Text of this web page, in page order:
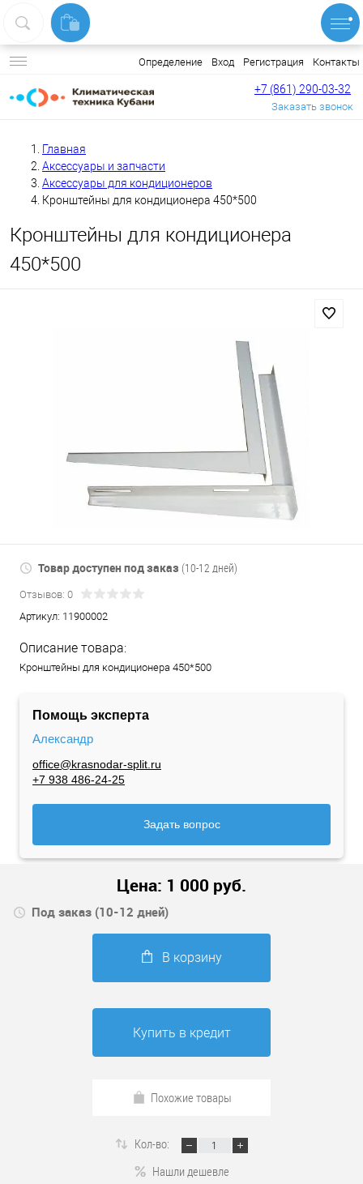
Определение Вход Регистрация Контакты
+7 (861) 290-03-32
Заказать звонок
Главная
Аксессуары и запчасти
Аксессуары для кондиционеров
Кронштейны для кондиционера 450*500
Кронштейны для кондиционера
450*500
Товар доступен под заказ (10-12 дней)
Отзывов: 0
Артикул: 11900002
Описание товара:
Кронштейны для кондиционера 450*500
Помощь эксперта
Александр
office@krasnodar-split.ru
+7 938 486-24-25
Задать вопрос
Цена: 1 000 руб.
Под заказ (10-12 дней)
В корзину
Купить в кредит
Похожие товары
Кол-во:
Нашли дешевле